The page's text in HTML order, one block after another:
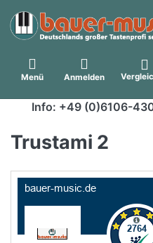
Menü Anmelden
Info: +49 (0)6106-
Trustami 2